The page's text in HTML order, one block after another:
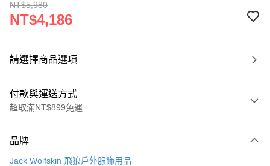
NT$5,980
NT$4,186
請選擇商品選項
付款與運送方式
超取滿NT$899免運
信用卡一次付款
品牌
Jack Wolfskin 飛狼戶外服飾用品